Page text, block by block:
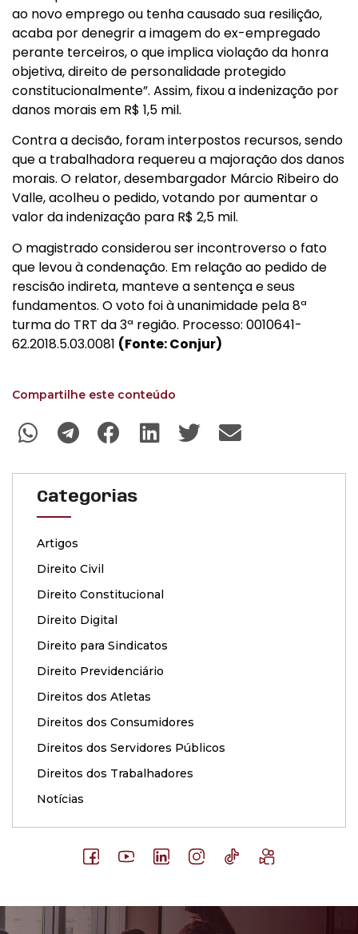
ao novo emprego ou tenha causado sua resilição,
acaba por denegrir a imagem do ex-empregado
perante terceiros, o que implica violação da honra
objetiva, direito de personalidade protegido
constitucionalmente”. Assim, fixou a indenização por
danos morais em R$ 1,5 mil.
Contra a decisão, foram interpostos recursos, sendo
que a trabalhadora requereu a majoração dos danos
morais. O relator, desembargador Márcio Ribeiro do
Valle, acolheu o pedido, votando por aumentar o
valor da indenização para R$ 2,5 mil.
O magistrado considerou ser incontroverso o fato
que levou à condenação. Em relação ao pedido de
rescisão indireta, manteve a sentença e seus
fundamentos. O voto foi à unanimidade pela 8ª
turma do TRT da 3ª região. Processo: 0010641-
62.2018.5.03.0081 (Fonte: Conjur)
Compartilhe este conteúdo
Categorias
Artigos
Direito Civil
Direito Constitucional
Direito Digital
Direito para Sindicatos
Direito Previdenciário
Direitos dos Atletas
Direitos dos Consumidores
Direitos dos Servidores Públicos
Direitos dos Trabalhadores
Notícias